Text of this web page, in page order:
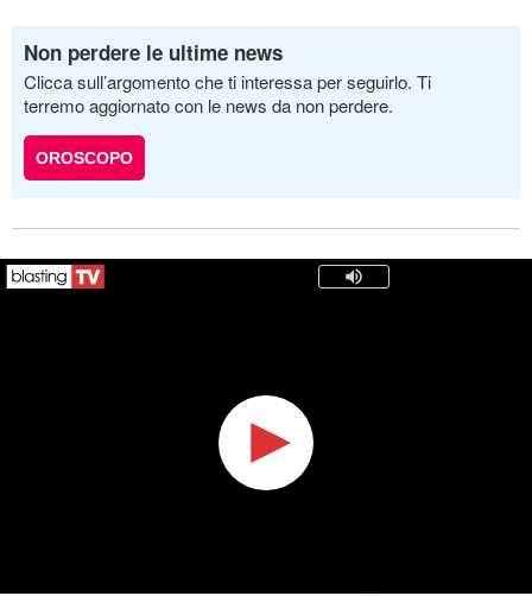
Non perdere le ultime news
Clicca sull’argomento che ti interessa per seguirlo. Ti
terremo aggiornato con le news da non perdere.
OROSCOPO